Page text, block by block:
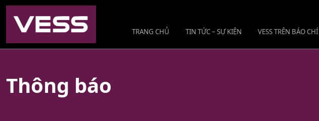
TRANG CHỦ TIN TỨC – SỰ KIỆN VESS TRÊN BÁO CHÍ
Thông báo